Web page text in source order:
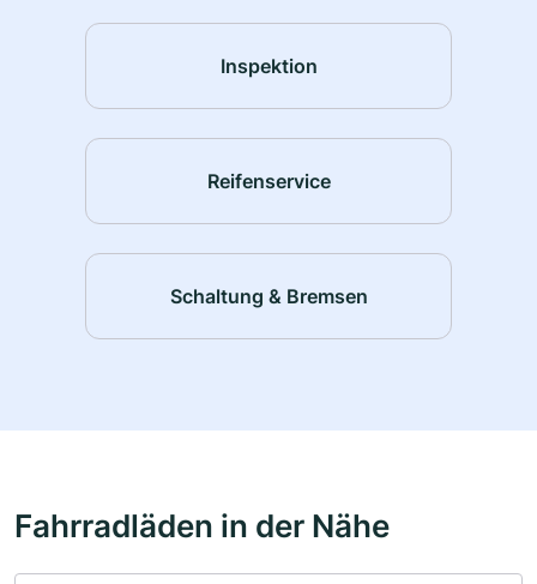
Inspektion
Reifenservice
Schaltung & Bremsen
Fahrradläden in der Nähe